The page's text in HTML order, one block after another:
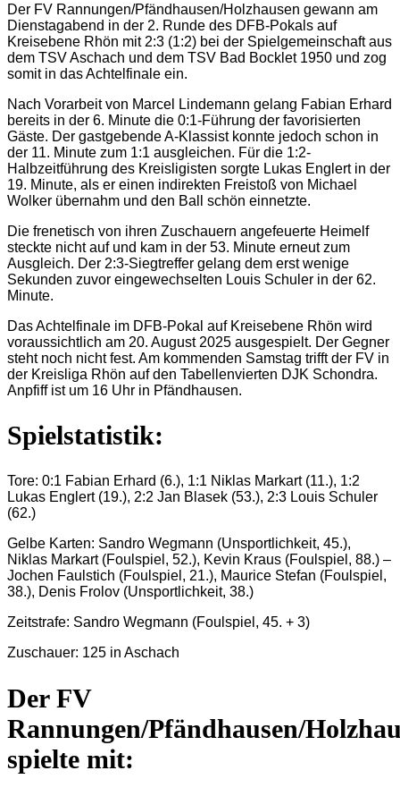
Der FV Rannungen/Pfändhausen/Holzhausen gewann am
Dienstagabend in der 2. Runde des DFB-Pokals auf
Kreisebene Rhön mit 2:3 (1:2) bei der Spielgemeinschaft aus
dem TSV Aschach und dem TSV Bad Bocklet 1950 und zog
somit in das Achtelfinale ein.
Nach Vorarbeit von Marcel Lindemann gelang Fabian Erhard
bereits in der 6. Minute die 0:1-Führung der favorisierten
Gäste. Der gastgebende A-Klassist konnte jedoch schon in
der 11. Minute zum 1:1 ausgleichen. Für die 1:2-
Halbzeitführung des Kreisligisten sorgte Lukas Englert in der
19. Minute, als er einen indirekten Freistoß von Michael
Wolker übernahm und den Ball schön einnetzte.
Die frenetisch von ihren Zuschauern angefeuerte Heimelf
steckte nicht auf und kam in der 53. Minute erneut zum
Ausgleich. Der 2:3-Siegtreffer gelang dem erst wenige
Sekunden zuvor eingewechselten Louis Schuler in der 62.
Minute.
Das Achtelfinale im DFB-Pokal auf Kreisebene Rhön wird
voraussichtlich am 20. August 2025 ausgespielt. Der Gegner
steht noch nicht fest. Am kommenden Samstag trifft der FV in
der Kreisliga Rhön auf den Tabellenvierten DJK Schondra.
Anpfiff ist um 16 Uhr in Pfändhausen.
Spielstatistik:
Tore: 0:1 Fabian Erhard (6.), 1:1 Niklas Markart (11.), 1:2
Lukas Englert (19.), 2:2 Jan Blasek (53.), 2:3 Louis Schuler
(62.)
Gelbe Karten: Sandro Wegmann (Unsportlichkeit, 45.),
Niklas Markart (Foulspiel, 52.), Kevin Kraus (Foulspiel, 88.) –
Jochen Faulstich (Foulspiel, 21.), Maurice Stefan (Foulspiel,
38.), Denis Frolov (Unsportlichkeit, 38.)
Zeitstrafe: Sandro Wegmann (Foulspiel, 45. + 3)
Zuschauer: 125 in Aschach
Der FV
Rannungen/Pfändhausen/
spielte mit: